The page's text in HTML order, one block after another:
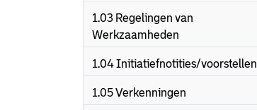
1.03 Regelingen van
Werkzaamheden
1.04 Initiatiefnotities/voorstellen
1.05 Verkenningen